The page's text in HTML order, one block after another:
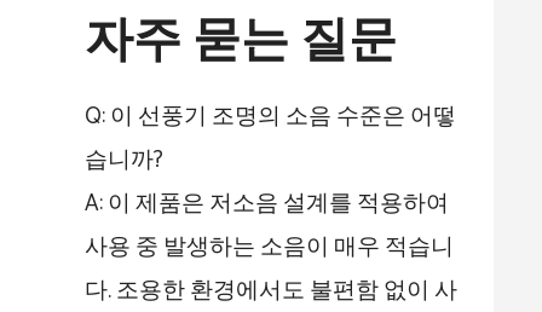
자주 묻는 질문
Q: 이 선풍기 조명의 소음 수준은 어떻
습니까?
A: 이 제품은 저소음 설계를 적용하여
사용 중 발생하는 소음이 매우 적습니
다. 조용한 환경에서도 불편함 없이 사